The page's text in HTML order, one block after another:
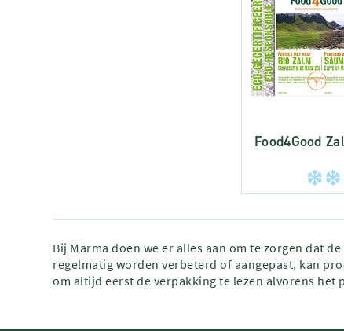
Food4Good
Bij Marma doen we er alles aan om te zorgen dat
regelmatig worden verbeterd of aangepast, kan
om altijd eerst de verpakking te lezen alvorens het